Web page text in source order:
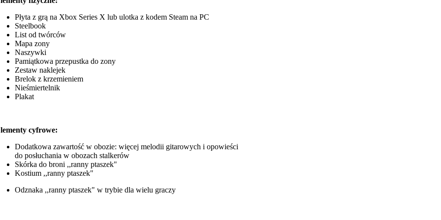
Płyta z grą na Xbox Series X lub ulotka z kodem Steam na PC
Steelbook
List od twórców
Mapa zony
Naszywki
Pamiątkowa przepustka do zony
Zestaw naklejek
Brelok z krzemieniem
Nieśmiertelnik
Plakat
cyfrowe:
Dodatkowa zawartość w obozie: więcej melodii gitarowych i opowieści
do posłuchania w obozach stalkerów
Skórka do broni ,,ranny ptaszek"
Kostium ,,ranny ptaszek"
Odznaka ,,ranny ptaszek" w trybie dla wielu graczy